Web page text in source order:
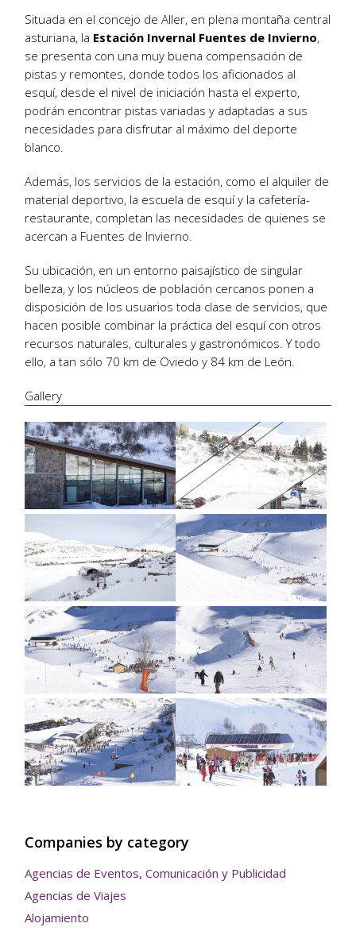
Situada en el concejo de Aller, en plena montaña central
asturiana, la Estación Invernal Fuentes de Invierno,
se presenta con una muy buena compensación de
pistas y remontes, donde todos los aficionados al
esquí, desde el nivel de iniciación hasta el experto,
podrán encontrar pistas variadas y adaptadas a sus
necesidades para disfrutar al máximo del deporte
blanco.
Además, los servicios de la estación, como el alquiler de
material deportivo, la escuela de esquí y la cafetería-
restaurante, completan las necesidades de quienes se
acercan a Fuentes de Invierno.
Su ubicación, en un entorno paisajístico de singular
belleza, y los núcleos de población cercanos ponen a
disposición de los usuarios toda clase de servicios, que
hacen posible combinar la práctica del esquí con otros
recursos naturales, culturales y gastronómicos. Y todo
ello, a tan sólo 70 km de Oviedo y 84 km de León.
Gallery
Companies by category
Agencias de Eventos, Comunicación y Publicidad
Agencias de Viajes
Alojamiento